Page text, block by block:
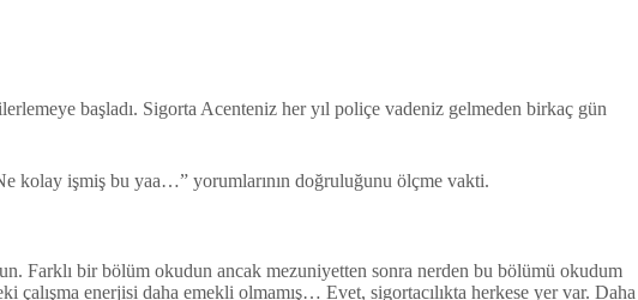
başladı. Sigorta Acenteniz her yıl poliçe vadeniz gelmeden birkaç gün
kolay işmiş bu yaa…” yorumlarının doğruluğunu ölçme vakti.
Farklı bir bölüm okudun ancak mezuniyetten sonra nerden bu bölümü okudum
enerjisi daha emekli olmamış… Evet, sigortacılıkta herkese yer var. Daha